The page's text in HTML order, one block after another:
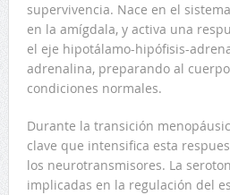
supervivencia. Nace en el
en la amígdala, y activa una
el eje hipotálamo-hipófisis-
adrenalina, preparando al
condiciones normales.
Durante la transición
clave que intensifica esta
los neurotransmisores. La
implicadas en la regulación del